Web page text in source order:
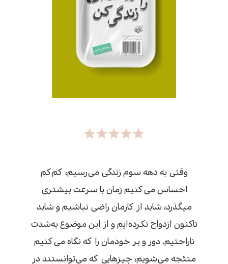
وقتی به دهه سوم زندگی می‌رسیم، کم‌کم
احساس می‌کنیم زمان با سرعت بیشتری
می‍گذرد، شاید از کارمان راضی نباشیم و شاید
تاکنون ازدواج نکرده‌ایم و از این موضوع به‌شدت
ناراحتیم. دور و بر خودمان را که نگاه می‌کنیم
متئجه می‌‍‌شویم، چیزهایی که می‌توانستند در